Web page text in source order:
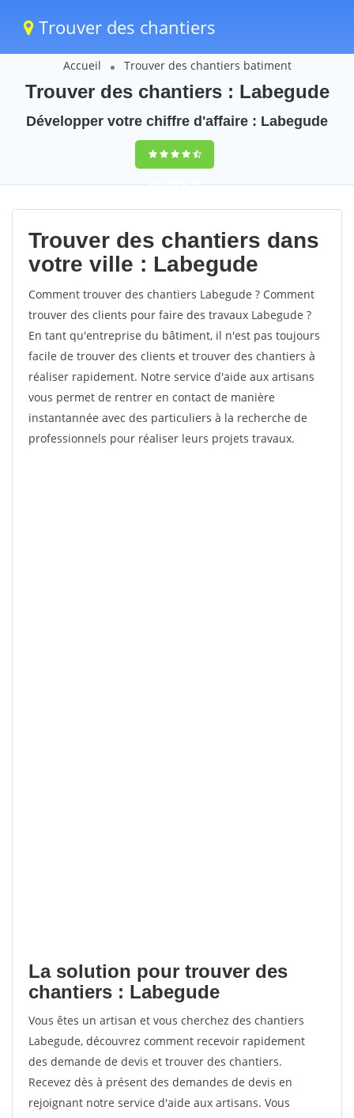
Trouver des chantiers
Accueil Trouver des chantiers batiment
Trouver des chantiers : Labegude
Développer votre chiffre d'affaire : Labegude
9,5(100%)41
votes
Trouver des chantiers dans
votre ville : Labegude
Comment trouver des chantiers Labegude ? Comment
trouver des clients pour faire des travaux Labegude ?
En tant qu'entreprise du bâtiment, il n'est pas toujours
facile de trouver des clients et trouver des chantiers à
réaliser rapidement. Notre service d'aide aux artisans
vous permet de rentrer en contact de manière
instantannée avec des particuliers à la recherche de
professionnels pour réaliser leurs projets travaux.
La solution pour trouver des
chantiers : Labegude
Vous êtes un artisan et vous cherchez des chantiers
Labegude, découvrez comment recevoir rapidement
des demande de devis et trouver des chantiers.
Recevez dès à présent des demandes de devis en
rejoignant notre service d'aide aux artisans. Vous